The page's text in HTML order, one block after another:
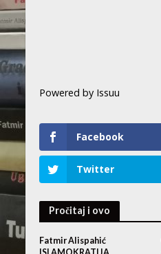
Powered by Issuu
Facebook
Twitter
Pročitaj i ovo
Fatmir Alispahić